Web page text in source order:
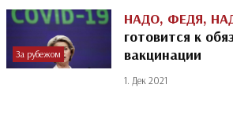
За рубежом
НАДО, ФЕДЯ,
готовится к
вакцинации
1. Дек 2021